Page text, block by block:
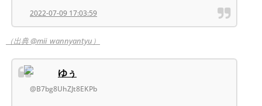
2022-07-09 17:03:59
（出典 @mii_wannyantyu）
ゆぅ
@B7bg8UhZJt8EKPb